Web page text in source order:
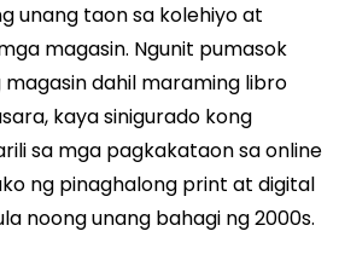
unang taon sa kolehiyo at
magasin. Ngunit pumasok
magasin dahil maraming libro
kaya sinigurado kong
sa mga pagkakataon sa online
ng pinaghalong print at digital
noong unang bahagi ng 2000s.